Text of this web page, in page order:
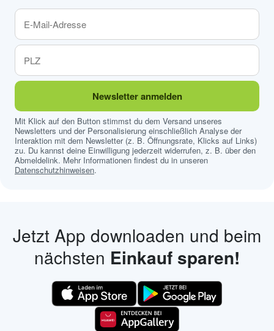
Newsletter anmelden
Mit Klick auf den Button stimmst du dem Versand unseres
Newsletters und der Personalisierung einschließlich Analyse der
Interaktion mit dem Newsletter (z. B. Öffnungsrate, Klicks auf Links)
zu. Du kannst deine Einwilligung jederzeit widerrufen, z. B. über den
Abmeldelink. Mehr Informationen findest du in unseren
Datenschutzhinweisen.
Jetzt App downloaden und beim
nächsten Einkauf sparen!